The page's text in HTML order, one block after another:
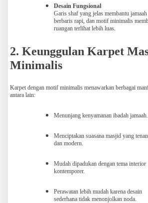
Desain Fungsional
Garis shaf yang jelas membantu jamaah
berbaris rapi, dan motif minimalis
ruangan terlihat lebih luas.
2. Keunggulan Karpet
Minimalis
Karpet dengan motif minimalis menawarkan berbagai
antara lain:
Menunjang kenyamanan ibadah jamaah.
Menciptakan suasana masjid yang
dan modern.
Mudah dipadukan dengan tema interior
kontemporer.
Perawatan lebih mudah karena desain
sederhana tidak menonjolkan noda.